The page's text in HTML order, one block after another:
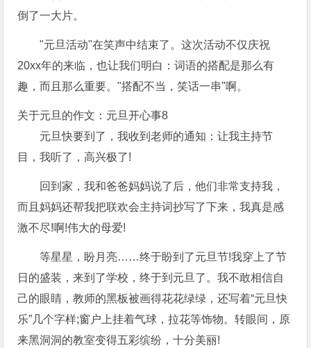
倒了一大片。
"元旦活动"在笑声中结束了。这次活动不仅庆祝
20xx年的来临，也让我们明白：词语的搭配是那么有
趣，而且那么重要。"搭配不当，笑话一串"啊。
关于元旦的作文：元旦开心事8
元旦快要到了，我收到老师的通知：让我主持节
目，我听了，高兴极了!
回到家，我和爸爸妈妈说了后，他们非常支持我，
而且妈妈还帮我把联欢会主持词抄写了下来，我真是感
激不尽!啊!伟大的母爱!
等星星，盼月亮……终于盼到了元旦节!我穿上了节
日的盛装，来到了学校，终于到元旦了。我不敢相信自
己的眼睛，教师的黑板被画得花花绿绿，还写着“元旦快
乐”几个字样;窗户上挂着气球，拉花等饰物。转眼间，原
来黑洞洞的教室变得五彩缤纷，十分美丽!